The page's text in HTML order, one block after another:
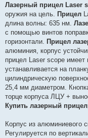
в
д
о
л
е
н
н
я
Лазерный прицел Laser
оружия на цель. Прицел
длина волны: 635 нм.
с помощью винтов
горизонтали. Прицел
алюминия, корпус
прицел Laser scope имеет
устанавливается на
цилиндрическую
25,4 мм диаметром.
торце корпуса ЛЦУ +
Купить лазерный прицел
Корпус из алюминиевого
Регулируется по